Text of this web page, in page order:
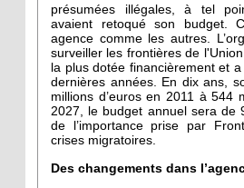
présumées illégales, à tel
avaient retoqué son budget.
agence comme les autres.
surveiller les frontières de
la plus dotée financièrement et
dernières années. En dix ans,
millions d’euros en 2011 à 544
2027, le budget annuel sera de
de l’importance prise par
crises migratoires.
Des changements dans